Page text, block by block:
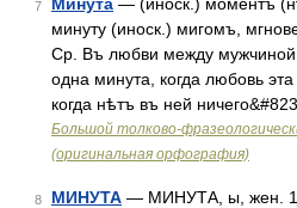
7
минуту (иноск.) мигомъ,
Ср. Въ любви между
одна минута, когда любовь эта
когда нѣтъ въ ней
Большой толково-
(оригинальная орфография)
8 МИНУТА — МИНУТА, ы, жен. 1.